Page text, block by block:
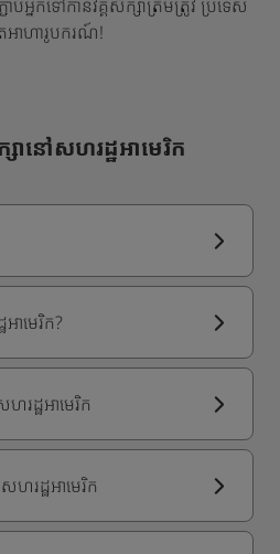
ាប់អ្នកទៅកាន់វគ្គសិក្សាត្រឹមត្រូវ ប្រទេស
អាហារូបករណ៍!
ានៅសហរដ្ឋអាមេរិក
ាមេរិក?
រដ្ឋអាមេរិក
រដ្ឋអាមេរិក